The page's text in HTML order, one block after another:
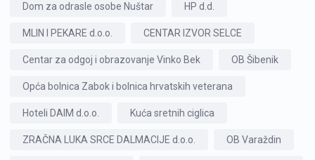
Dom za odrasle osobe Nuštar HP d.d.
MLIN I PEKARE d.o.o. CENTAR IZVOR SELCE
Centar za odgoj i obrazovanje Vinko Bek OB Šibenik
Opća bolnica Zabok i bolnica hrvatskih veterana
Hoteli DAIM d.o.o. Kuća sretnih ciglica
ZRAČNA LUKA SRCE DALMACIJE d.o.o. OB Varaždin